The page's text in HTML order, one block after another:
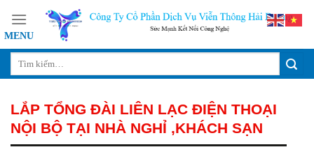
content
LẮP TỔNG ĐÀI LIÊN LẠC ĐIỆN THOẠI
NỘI BỘ TẠI NHÀ NGHỈ ,KHÁCH SẠN